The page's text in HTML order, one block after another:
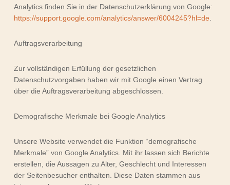
Analytics finden Sie in der Datenschutzerklärung von Google:
https://support.google.com/analytics/answer/6004245?hl=de
Auftragsverarbeitung
Zur vollständigen Erfüllung der gesetzlichen
Datenschutzvorgaben haben wir mit Google einen Vertrag
über die Auftragsverarbeitung abgeschlossen.
Demografische Merkmale bei Google Analytics
Unsere Website verwendet die Funktion “demografische
Merkmale” von Google Analytics. Mit ihr lassen sich Berichte
erstellen, die Aussagen zu Alter, Geschlecht und Interessen
der Seitenbesucher enthalten. Diese Daten stammen aus